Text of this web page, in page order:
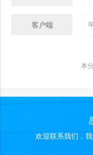
客户端
本
欢迎联系我们，